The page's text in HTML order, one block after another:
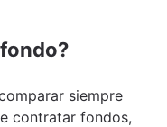
siempre
contratar fondos,